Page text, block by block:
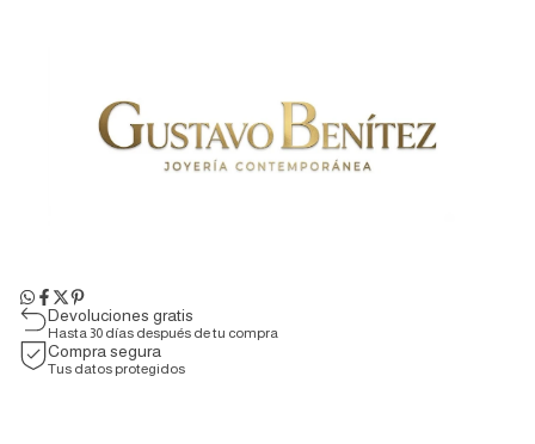
Devoluciones gratis
Hasta 30 días después de tu compra
Compra segura
Tus datos protegidos